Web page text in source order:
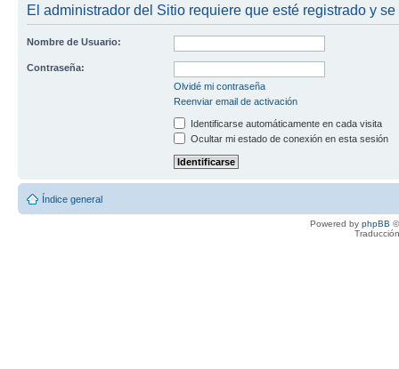
El administrador del Sitio requiere que esté registrado y
Nombre de Usuario:
Contraseña:
Olvidé mi contraseña
Reenviar email de activación
Identificarse automáticamente en cada visita
Ocultar mi estado de conexión en esta sesión
Índice general
Powered by phpBB